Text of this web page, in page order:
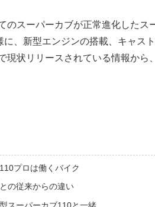
のスーパーカブが正常進化したス
に、新型エンジンの搭載、キャス
現状リリースされている情報か
プロは働くバイク
の従来からの違い